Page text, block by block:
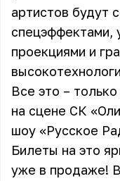
артистов будут
спецэффектами,
проекциями и
Все это –
на сцене СК
шоу «Русское
Билеты на это
уже в продаже!